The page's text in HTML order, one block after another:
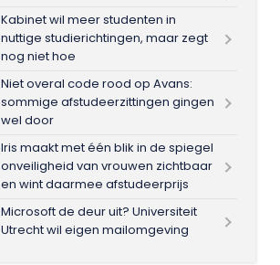
Kabinet wil meer studenten in
nuttige studierichtingen, maar zegt
nog niet hoe
Niet overal code rood op Avans:
sommige afstudeerzittingen gingen
wel door
Iris maakt met één blik in de spiegel
onveiligheid van vrouwen zichtbaar
en wint daarmee afstudeerprijs
Microsoft de deur uit? Universiteit
Utrecht wil eigen mailomgeving